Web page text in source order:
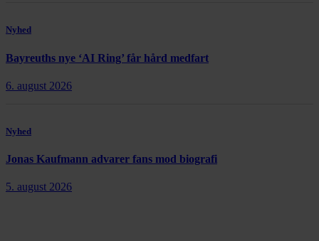
Nyhed
Bayreuths nye ‘AI Ring’ får hård medfart
6. august 2026
Nyhed
Jonas Kaufmann advarer fans mod biografi
5. august 2026